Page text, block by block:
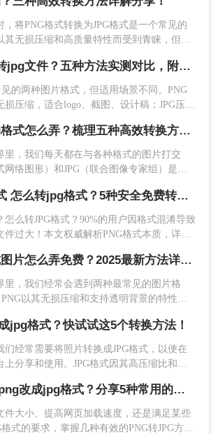
图片。
捷的方式是直接将PNG文件拖拽到
区域。
点击开始转换按钮。网站会开始上传
，此过程通常只需几秒钟。
转换完成后，页面会显示下载链接。
将生成的JPG文件保存到您的电脑。
社交媒体上传要求，还是为了优化网站加载
转换方法都至关重要。那么png怎么转换成
，将PNG格式转换为JPG格式是一个常见的
其无损压缩和高质量特性而受到青睐，但
么png怎么转jpg呢？本文将介绍三种将PNG
方法。
png照片如何转jpg文件？五种方法实测对比，附各场景最优选!！
见的两种图片格式，但适用场景不同。PNG
压缩，适合logo、截图、设计稿；JPG压缩
候我们需要把PNG转成JPG——但不同方法
效率、数据安全方面差异很大，选错方法可
色彩失真，甚至透明背景变成黑底。
png转照片jpg格式怎么弄？梳理五种高效转换方法！
里，我们每天都在与各种格式的图片打交
网络图形）和JPG（联合图像专家组）是其
用于图标、Logo和需要保留精细细节的图
想要在网站上快速加载图片
png是什么格式 怎么转jpg格式？5种安全免费转换方法全解析！
怎么转JPG格式？90%的用户因格式混淆导致
件过大！本文权威解析PNG格式本质，详解
留画质！拒绝病毒工具，只推荐微软/苹果
片格式转换核心痛点。
png转jpg格式图片怎么弄免费？2025最新方法详解！
里，我们经常会遇到两种最常见的图片格
以其无损压缩和支持透明背景的特性，
证可接受画质的前提下，将文件体积大幅缩
、社交媒体分享和日常存储的首选。因此，
的需求变得十分普遍——或许是为了减小文
上传和加载，或许是因为目标平台不支持
jpg格式？快试试这5个转换方法！
们经常需要将照片转换成JPG格式，以便在
分享和使用。JPG格式因其高压缩比和较
片转换成JPG格式的方法，包括使用在线转
软件、操作系统自带功能、专业批量转换软
件后缀名（虽然不推荐但提及以作比较）。
电脑上如何把png改成jpg格式？分享5种常用的转换方法！
件大小、提高网页加载速度，还是满足某些
式的要求，掌握几种有效的PNG转JPG方法